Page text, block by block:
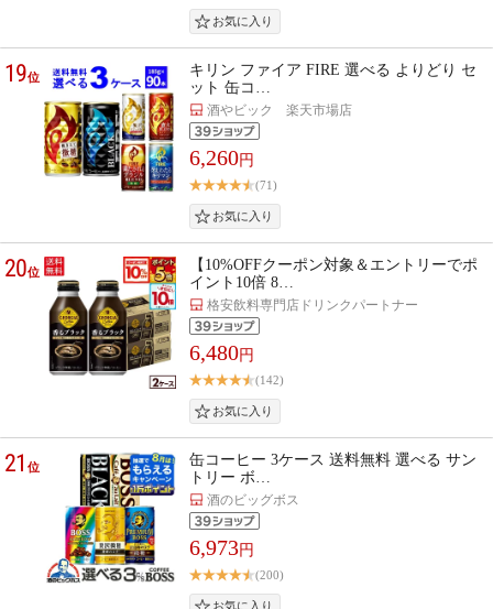
19位
キリン ファイア FIRE 選べる よりどり セ
ット 缶コ…
酒やビック 楽天市場店
6,260円
(71)
20位
【10%OFFクーポン対象＆エントリーでポ
イント10倍 8…
格安飲料専門店ドリンクパートナー
6,480円
(142)
21位
缶コーヒー 3ケース 送料無料 選べる サン
トリー ボ…
酒のビッグボス
6,973円
(200)